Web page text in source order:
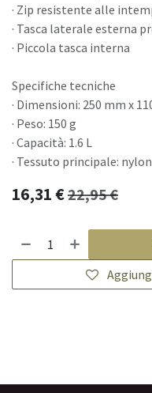
· Zip resistente alle
· Tasca laterale esterna
· Piccola tasca interna
Specifiche tecniche
· Dimensioni: 250 mm x
· Peso: 150 g
· Capacità: 1.6 L
· Tessuto principale: nylon
16,31€22,95€